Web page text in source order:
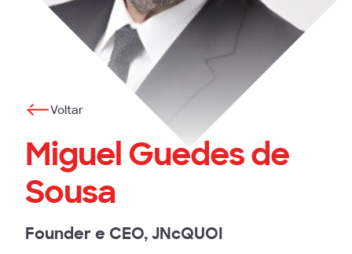
Voltar
Miguel Guedes de
Sousa
Founder e CEO, JNcQUOI